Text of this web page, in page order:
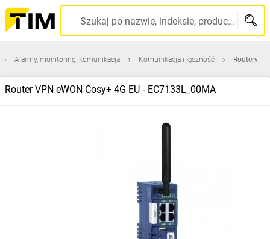
Szukaj po nazwie, indeksie, producencie, kodzie kreskowym...
Alarmy, monitoring, komunikacja Komunikacja i łączność Routery
Router VPN eWON Cosy+ 4G EU ‑ EC7133L_00MA